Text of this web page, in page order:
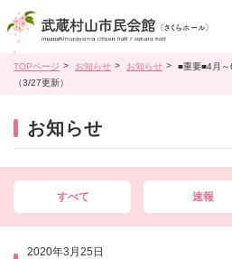
TOPページ お知らせ お知らせ
■重要■4月～
（3/27更新）
お知らせ
すべて 速報
2020年3月25日